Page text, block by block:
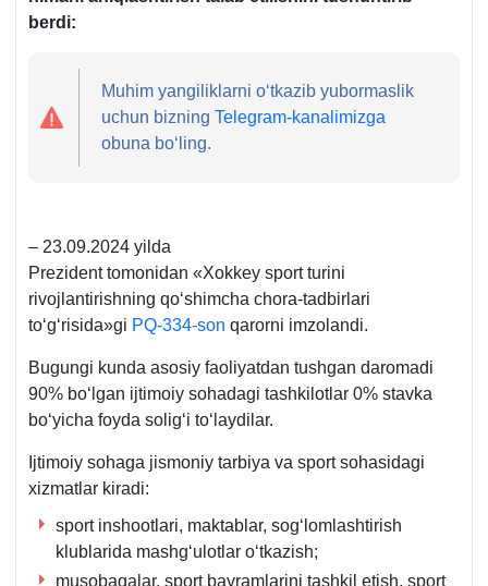
berdi:
Muhim yangiliklarni oʻtkazib yubormaslik
uchun bizningTelegram-kanalimizga
obuna boʻling.
– 23.09.2024 yilda
Prezident tomonidan «Xokkey sport turini
rivojlantirishning qoʻshimcha chora-tadbirlari
toʻgʻrisida»gi PQ-334-son qarorni imzolandi.
Bugungi kunda asosiy faoliyatdan tushgan daromadi
90% boʻlgan ijtimoiy sohadagi tashkilotlar 0% stavka
boʻyicha foyda soligʻi toʻlaydilar.
Ijtimoiy sohaga jismoniy tarbiya va sport sohasidagi
хizmatlar kiradi:
sport inshootlari, maktablar, sogʻlomlashtirish
klublarida mashgʻulotlar oʻtkazish;
musobaqalar, sport bayramlarini tashkil etish, sport